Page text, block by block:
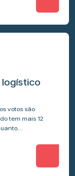
logístico
votos são
tem mais 12